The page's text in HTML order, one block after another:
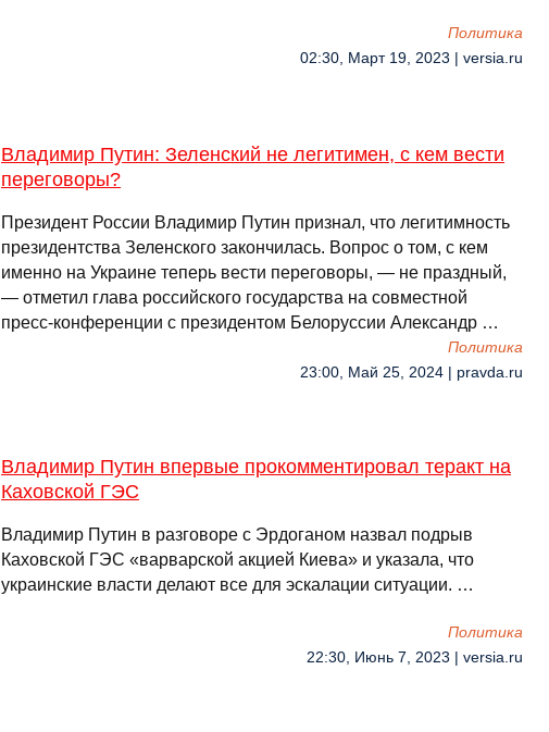
Политика
02:30, Март 19, 2023 | versia.ru
Владимир Путин: Зеленский не легитимен, с кем вести
переговоры?
Президент России Владимир Путин признал, что легитимность
президентства Зеленского закончилась. Вопрос о том, с кем
именно на Украине теперь вести переговоры, — не праздный,
— отметил глава российского государства на совместной
пресс-конференции с президентом Белоруссии Александр …
Политика
23:00, Май 25, 2024 | pravda.ru
Владимир Путин впервые прокомментировал теракт на
Каховской ГЭС
Владимир Путин в разговоре с Эрдоганом назвал подрыв
Каховской ГЭС «варварской акцией Киева» и указала, что
украинские власти делают все для эскалации ситуации. …
Политика
22:30, Июнь 7, 2023 | versia.ru